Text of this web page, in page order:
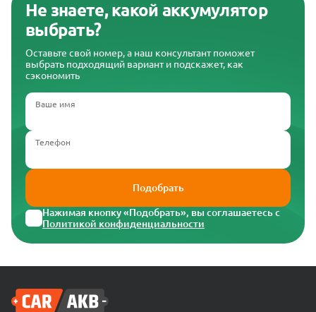
Не знаете, какой аккумулятор
выбрать?
Оставьте свой номер, а наш консультант поможет
выбрать подходящий вариант и подскажет, как
сэкономить
Ваше имя
Телефон
Подобрать
Нажимая кнопку «Подобрать», вы соглашаетесь с
Политикой конфиденциальности